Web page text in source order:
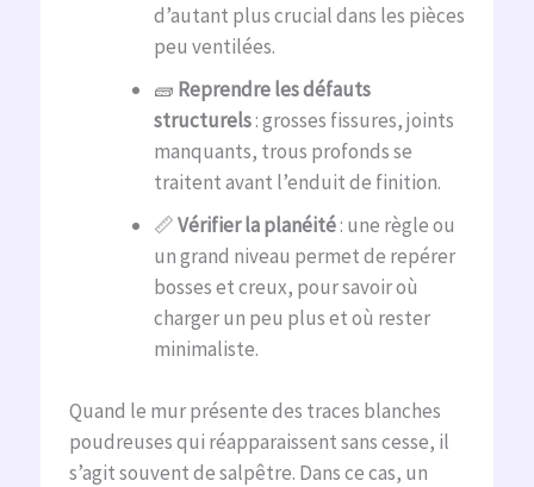
d’autant plus crucial dans les pièces
peu ventilées.
🧱 Reprendre les défauts
structurels: grosses fissures, joints
manquants, trous profonds se
traitent avant l’enduit de finition.
📏Vérifier la planéité: une règle ou
un grand niveau permet de repérer
bosses et creux, pour savoir où
charger un peu plus et où rester
minimaliste.
Quand le mur présente des traces blanches
poudreuses qui réapparaissent sans cesse, il
s’agit souvent de salpêtre. Dans ce cas, un